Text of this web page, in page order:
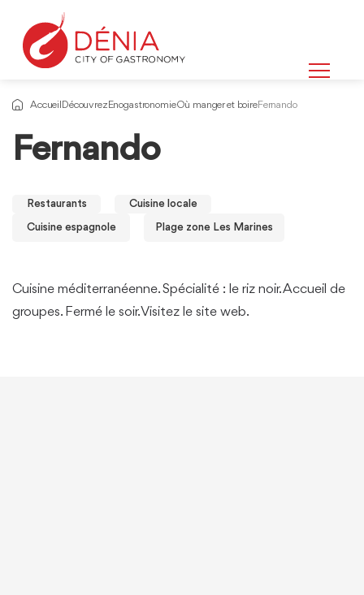
Accueil Découvrez EnogastronomieOù manger et boireFernando
Fernando
Restaurants Cuisine locale
Cuisine espagnole Plage zone Les Marines
Cuisine méditerranéenne. Spécialité : le riz noir. Accueil de
groupes. Fermé le soir. Visitez le site web.